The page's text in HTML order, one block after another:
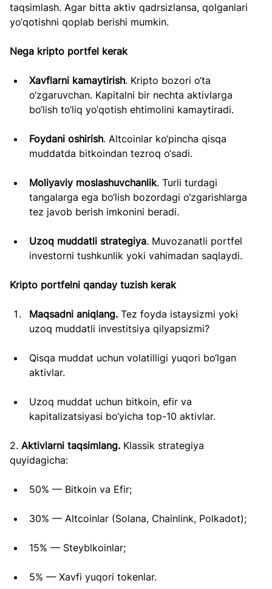
taqsimlash. Agar bitta aktiv qadrsizlansa, qolganlari
yo‘qotishni qoplab berishi mumkin.
Nega kripto portfel kerak
Xavflarni kamaytirish. Kripto bozori o‘ta
o‘zgaruvchan. Kapitalni bir nechta aktivlarga
bo‘lish to‘liq yo‘qotish ehtimolini kamaytiradi.
Foydani oshirish. Altcoinlar ko‘pincha qisqa
muddatda bitkoindan tezroq o‘sadi.
Moliyaviy moslashuvchanlik. Turli turdagi
tangalarga ega bo‘lish bozordagi o‘zgarishlarga
tez javob berish imkonini beradi.
Uzoq muddatli strategiya. Muvozanatli portfel
investorni tushkunlik yoki vahimadan saqlaydi.
Kripto portfelni qanday tuzish kerak
Maqsadni aniqlang. Tez foyda istaysizmi yoki
uzoq muddatli investitsiya qilyapsizmi?
Qisqa muddat uchun volatilligi yuqori bo‘lgan
aktivlar.
Uzoq muddat uchun bitkoin, efir va
kapitalizatsiyasi bo‘yicha top-10 aktivlar.
2. Aktivlarni taqsimlang. Klassik strategiya
quyidagicha:
50% — Bitkoin va Efir;
30% — Altcoinlar (Solana, Chainlink, Polkadot);
15% — Steyblkoinlar;
5% — Xavfi yuqori tokenlar.